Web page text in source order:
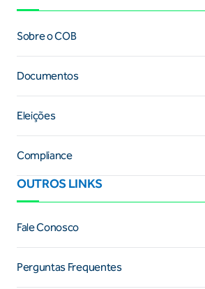
Sobre o COB
Documentos
Eleições
Compliance
OUTROS LINKS
Fale Conosco
Perguntas Frequentes